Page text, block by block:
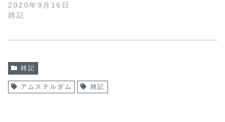
2020年9月16日
雑記
雑記
アムステルダム 雑記